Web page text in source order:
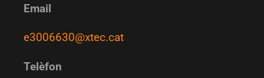
Email
e3006630@xtec.cat
Telèfon